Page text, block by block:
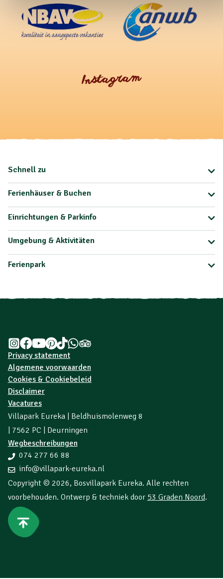
Instagram
Schnell zu
Ferienhäuser & Buchen
Einrichtungen & Parkinfo
Umgebung & Aktivitäten
Ferienpark
Privacy statement
Algemene voorwaarden
Cookies & Cookiebeleid
Disclaimer
Vacatures
Villapark Eureka | Beldhuismolenweg 8
| 7562 PC | Deurningen
Wegbeschreibungen
074 277 66 88
info@villapark-eureka.nl
Copyright © 2026, Bosvillapark Eureka. Alle rechten
voorbehouden. Ontwerp & techniek door 53 Graden Noord.